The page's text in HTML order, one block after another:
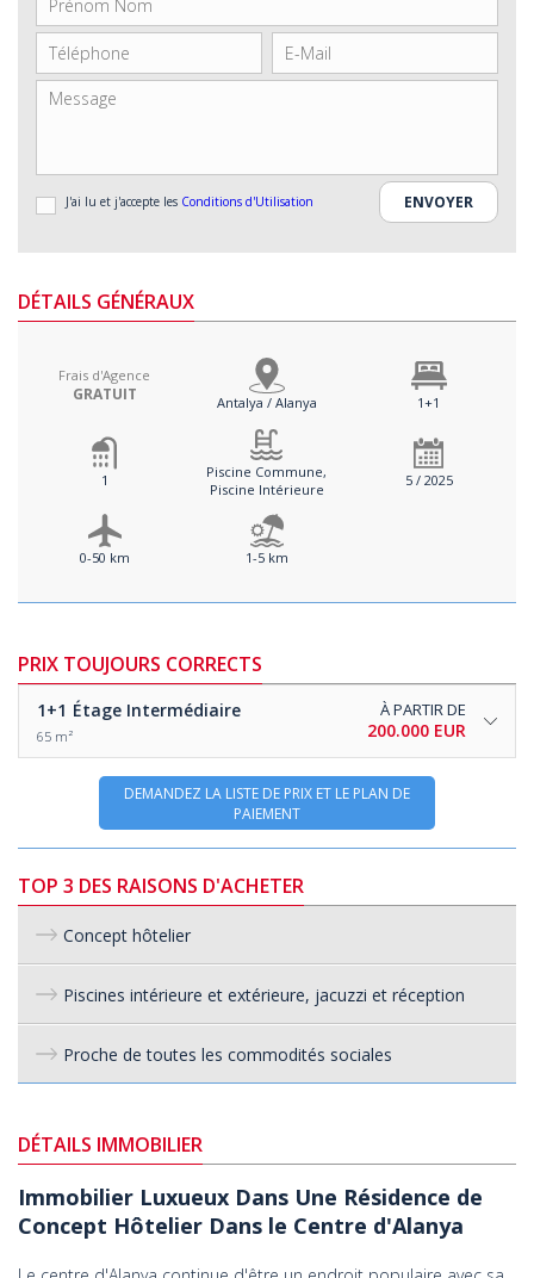
J'ai lu et j'accepte les Conditions d'Utilisation
DÉTAILS GÉNÉRAUX
Frais d'Agence
GRATUIT Antalya / Alanya 1+1
1
Piscine Commune,
Piscine Intérieure
5 / 2025
0-50 km 1-5 km
PRIX TOUJOURS CORRECTS
1+1 Étage Intermédiaire
65 m²
À PARTIR DE
200.000 EUR
DEMANDEZ LA LISTE DE PRIX ET LE PLAN DE
PAIEMENT
TOP 3 DES RAISONS D'ACHETER
Concept hôtelier
Piscines intérieure et extérieure, jacuzzi et réception
Proche de toutes les commodités sociales
DÉTAILS IMMOBILIER
Immobilier Luxueux Dans Une Résidence de
Concept Hôtelier Dans le Centre d'Alanya